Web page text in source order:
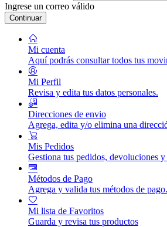
Ingrese un correo válido
Continuar
Mi cuenta
Aquí podrás consultar todos tus
Mi Perfil
Revisa y edita tus datos personales.
Direcciones de envio
Agrega, edita y/o elimina una
Mis Pedidos
Gestiona tus pedidos, devoluciones y
Métodos de Pago
Agrega y valida tus métodos de pago.
Mi lista de Favoritos
Guarda y revisa tus productos